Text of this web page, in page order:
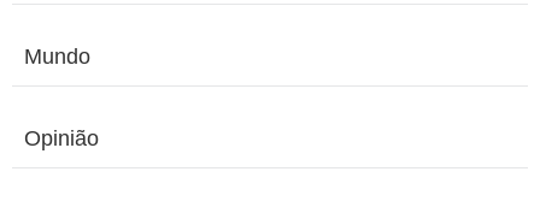
Mundo
Opinião